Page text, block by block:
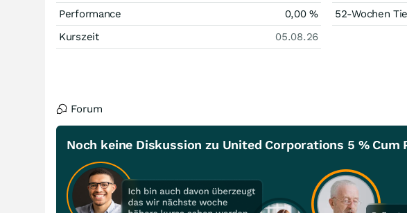
Performance
0,00%
Kurszeit
05.08.26
52-Wochen
Forum
Noch keine Diskussion zu United Corporations 5 % Cum